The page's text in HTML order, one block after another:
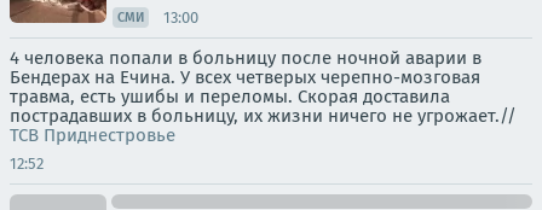
СМИ 13:00
4 человека попали в больницу после ночной аварии в
Бендерах на Ечина. У всех четверых черепно-мозговая
травма, есть ушибы и переломы. Скорая доставила
пострадавших в больницу, их жизни ничего не угрожает.//
ТСВ Приднестровье
12:52